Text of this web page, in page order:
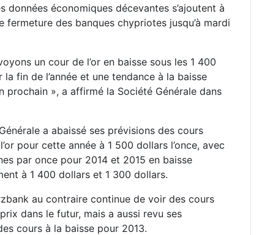
données économiques décevantes s’ajoutent à
fermeture des banques chypriotes jusqu’à mardi
un cour de l’or en baisse sous les 1 400
fin de l’année et une tendance à la baisse
prochain », a affirmé la Société Générale dans
a abaissé ses prévisions des cours
pour cette année à 1 500 dollars l’once, avec
par once pour 2014 et 2015 en baisse
à 1 400 dollars et 1 300 dollars.
au contraire continue de voir des cours
dans le futur, mais a aussi revu ses
cours à la baisse pour 2013.